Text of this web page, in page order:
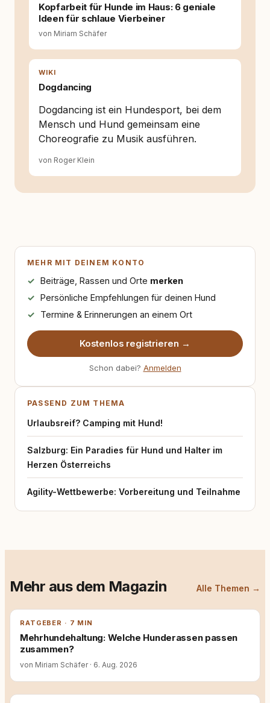
für ein Zusammenleben, das beiden guttut.
Kopfarbeit für Hunde im Haus: 6 geniale
Ideen für schlaue Vierbeiner
von Miriam Schäfer
WIKI
Dogdancing
Dogdancing ist ein Hundesport, bei dem
Mensch und Hund gemeinsam eine
Choreografie zu Musik ausführen.
von Roger Klein
MEHR MIT DEINEM KONTO
Beiträge, Rassen und Orte merken
Persönliche Empfehlungen für deinen Hund
Termine & Erinnerungen an einem Ort
Kostenlos registrieren →
Schon dabei? Anmelden
PASSEND ZUM THEMA
Urlaubsreif? Camping mit Hund!
Salzburg: Ein Paradies für Hund und Halter im
Herzen Österreichs
Agility-Wettbewerbe: Vorbereitung und Teilnahme
Mehr aus dem Magazin Alle Themen →
RATGEBER · 7 MIN
Mehrhundehaltung: Welche Hunderassen passen
zusammen?
von Miriam Schäfer · 6. Aug. 2026